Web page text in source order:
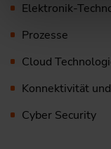
Elektronik-
Prozesse
Cloud
Konnektivität
Cyber Security